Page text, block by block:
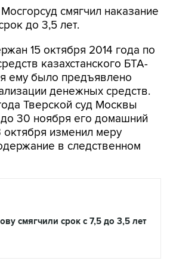
смягчил наказание
до 3,5 лет.
15 октября 2014 года по
казахстанского БТА-
ему было предъявлено
денежных средств.
Тверской суд Москвы
30 ноября его домашний
октября изменил меру
в следственном
смягчили срок с 7,5 до 3,5 лет